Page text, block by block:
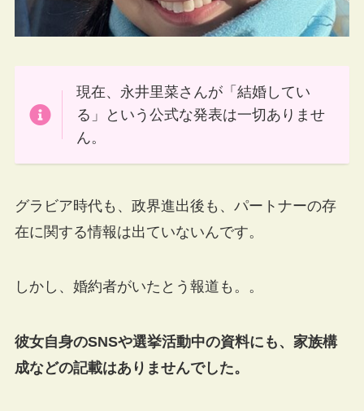
現在、永井里菜さんが「結婚してい
る」という公式な発表は一切ありませ
ん。
グラビア時代も、政界進出後も、パートナーの存
在に関する情報は出ていないんです。
しかし、婚約者がいたとう報道も。。
彼女自身のSNSや選挙活動中の資料にも、家族構
成などの記載はありませんでした。